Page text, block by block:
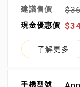
了解更多